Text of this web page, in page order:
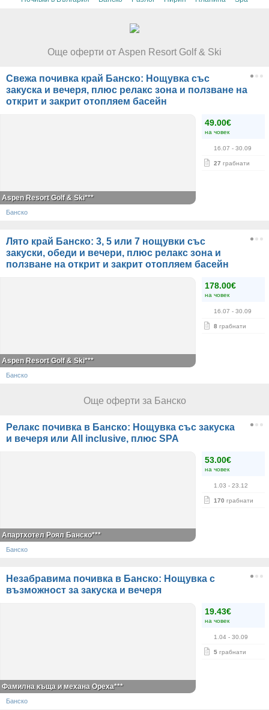
Още оферти от Aspen Resort Golf & Ski
Свежа почивка край Банско: Нощувка със
закуска и вечеря, плюс релакс зона и ползване на
открит и закрит отопляем басейн
49.00€
на човек
16.07 - 30.09
27 грабнати
Aspen Resort Golf & Ski***
Банско
Лято край Банско: 3, 5 или 7 нощувки със
закуски, обеди и вечери, плюс релакс зона и
ползване на открит и закрит отопляем басейн
178.00€
на човек
16.07 - 30.09
8 грабнати
Aspen Resort Golf & Ski***
Банско
Още оферти за Банско
Релакс почивка в Банско: Нощувка със закуска
и вечеря или All inclusive, плюс SPA
53.00€
на човек
1.03 - 23.12
170 грабнати
Апартхотел Роял Банско***
Банско
Незабравима почивка в Банско: Нощувка с
възможност за закуска и вечеря
19.43€
на човек
1.04 - 30.09
5 грабнати
Фамилна къща и механа Ореха***
Банско